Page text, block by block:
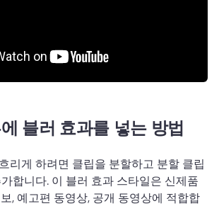
블러 효과를 넣는 방법
리게 하려면 클립을 분할하고 분할 클립
합니다. 이 블러 효과 스타일은 신제품
, 예고편 동영상, 공개 동영상에 적합합